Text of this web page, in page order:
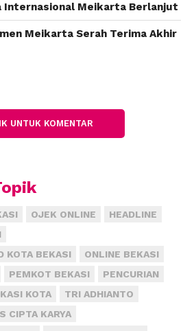
UKM yang sudah tercatat di
sudah memakai sistem
zaman,” ujar Reza Chatab.
pembayaran digital,
cepat dan aman, sekaligus
akan mendapatkan ragam
perekonomian nasional
modern Meikarta bagi
Internasional Meikarta Berlanjut
Meikarta Serah Terima Akhir
UNTUK KOMENTAR
OJEK ONLINE
HEADLINE
KOTA BEKASI
ONLINE BEKASI
PEMKOT BEKASI
PENCURIAN
KOTA
TRI ADHIANTO
CIPTA KARYA